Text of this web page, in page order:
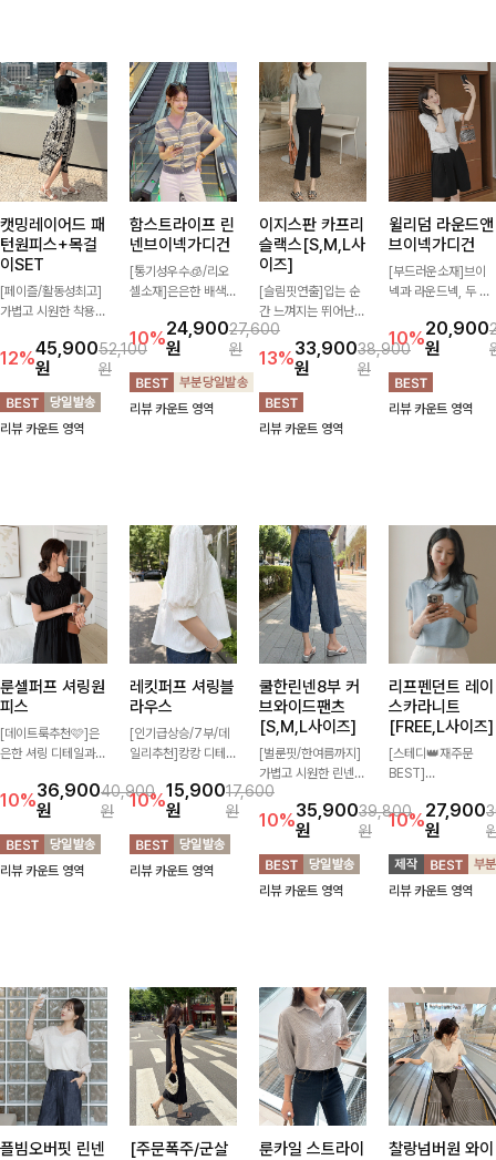
캣밍레이어드 패
턴원피스+목걸
이SET
[페이즐/활동성최고]
가볍고 시원한 착용감
없이 즐기기 좋은 라
운드 니트 🤍 베이직
한 디자인으로 다양한
하의와 손쉽게 매치되
어 데일리하게 활용하
12%45,900
원
52,100
원
리뷰 카운트 영역
함스트라이프 린
넨브이넥가디건
[통기성우수🧊/리오
셀소재]은은한 배색
캐주얼하면서도 산뜻
한 무드 살려주는 니
트 가디건 💛 브이넥
라인에 슬림하게 떨어
지는 핏 더해져 단독
10%24,900
원
27,600
원
리뷰 카운트 영역
이지스판 카프리
슬랙스[S,M,L사
이즈]
[슬림핏연출]입는 순
간 느껴지는 뛰어난
신축성으로 활동량 많
은 날에도 편안하게
🌿 발목이 드러나는
카프리 기장이 다리
라인을 더욱 길고 산
뜻하게 보여주며, 깔
13%33,900
원
38,900
원
리뷰 카운트 영역
윌리덤 라운드앤
브이넥가디건
[부드러운소재]브이
넥과 라운드넥, 두 가
맞게 선택할 수 있는
활용도 높은 가디건
🤍 부드러운 착용감
과 베이직한 디자인으
로 단독은 물론 가볍
10%20,900
원
리뷰 카운트 영역
룬셀퍼프 셔링원
피스
[데이트룩추천🩷]은
은한 셔링 디테일과
사랑스러운 무드를 완
성해주는 원피스🤍
허리 스모크 밴딩이
슬림한 실루엣을 연출
해주며, 자연스럽게
10%36,900
원
40,900
원
리뷰 카운트 영역
레킷퍼프 셔링블
라우스
[인기급상승/7부/데
일리추천]캉캉 디테일
풍성한 실루엣을 완성
해주는 블라우스 🤍
가볍게 퍼지는 핏으로
체형을 자연스럽게 커
버해주며 여성스럽게
10%15,900
원
17,600
원
리뷰 카운트 영역
쿨한린넨8부 커
브와이드팬츠
[S,M,L사이즈]
[벌룬핏/한여름까지]
가볍고 시원한 린넨
혼방 소재로 한여름까
지 쾌적하게 즐기기
좋은 8부 커브 와이드
팬츠 🤍 자연스럽게
떨어지는 커브핏이 멋
스러운 실루엣을 연출
10%35,900
원
39,800
원
리뷰 카운트 영역
리프펜던트 레이
스카라니트
[FREE,L사이즈]
[스테디👑재주문
BEST]
카라 니트에 펜던트
포인트까지 톡-톡 얼
굴을 밝혀주는 컬러와
함께 해요-
10%27,900
원
리뷰 카운트 영역
플빔오버핏 린넨
[주문폭주/군살
룬카일 스트라이
찰랑넘버원 와이